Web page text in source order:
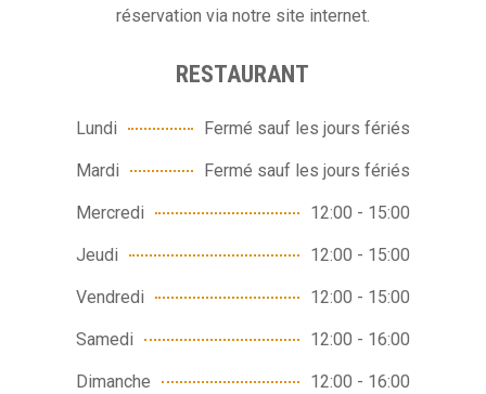
réservation via notre site internet.
RESTAURANT
Lundi Fermé sauf les jours fériés
Mardi Fermé sauf les jours fériés
Mercredi 12:00 - 15:00
Jeudi 12:00 - 15:00
Vendredi 12:00 - 15:00
Samedi 12:00 - 16:00
Dimanche 12:00 - 16:00